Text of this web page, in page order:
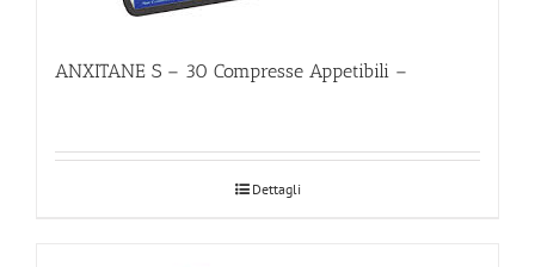
ANXITANE S – 30 Compresse Appetibili –
Dettagli